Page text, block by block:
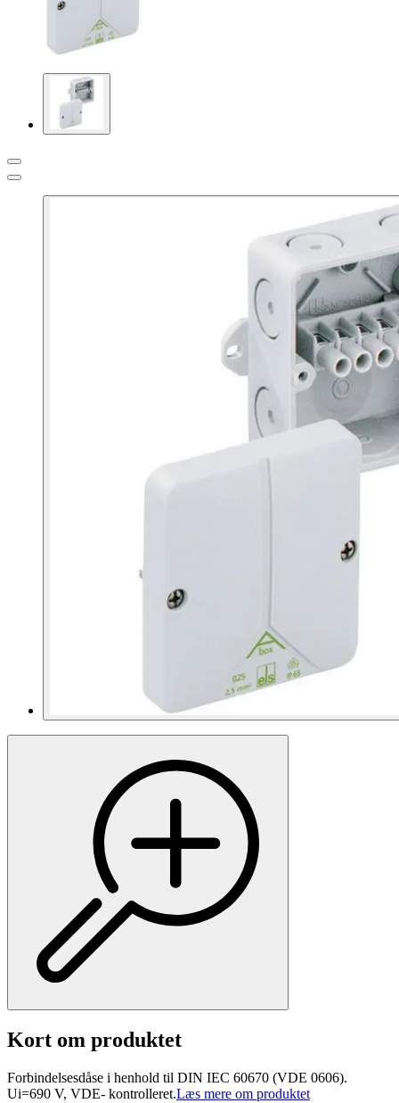
Kort om produktet
Forbindelsesdåse i henhold til DIN IEC 60670 (VDE 0606).
Ui=690 V, VDE- kontrolleret.Læs mere om produktet